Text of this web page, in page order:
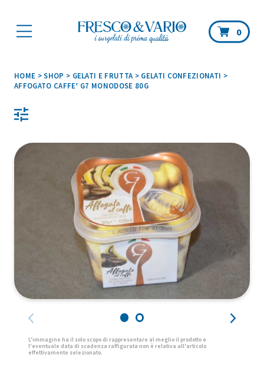
0
HOME >SHOP > GELATI E FRUTTA > GELATI CONFEZIONATI >
AFFOGATO CAFFE’ G7 MONODOSE 80G